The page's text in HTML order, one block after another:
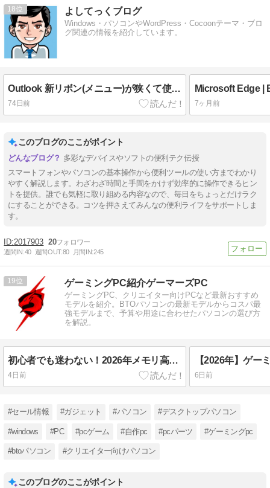
18 よしてっくブログ
Windows・パソコンやWordPress・Cocoonテーマ・ブロ
グ関連の情報を紹介しています。
Outlook 新リボン(メニュー)が狭くて使いにくい｜広いクラシックリボンに戻す方法
74日前 7ヶ月前
このブログのここがポイント
多彩なデバイスやソフトの便利テク伝授
スマートフォンやパソコンの基本操作から便利ツールの使い方までわかり
やすく解説します。わざわざ時間と手間をかけず効率的に操作できるヒン
トを提供。誰でも気軽に取り組める内容なので、毎日をちょっとだけラク
にすることができる。コツを押さえてみんなの便利ライフをサポートしま
す。
2017903 20
週間IN:40 週間OUT:80 月間IN:245
19 ゲーミングPC紹介ゲーマーズPC
ゲーミングPC、クリエイター向けPCなど最新おすすめ
モデルを紹介。BTOパソコンの最新モデルからコスパ最
強モデルまで、予算や用途に合わせたパソコンの選び方
を解説。
初心者でも迷わない！2026年メモリ高騰期の ゲーミングPC入門
4日前 6日前
#セール情報 #ガジェット #パソコン #デスクトップパソコン
#windows #PC #pcゲーム #自作pc #pcパーツ #ゲーミングpc
#btoパソコン #クリエイター向けパソコン
このブログのここがポイント